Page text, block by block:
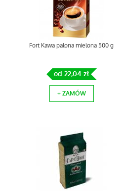
Fort Kawa palona mielona 500 g
od 22,04 zł
+ ZAMÓW